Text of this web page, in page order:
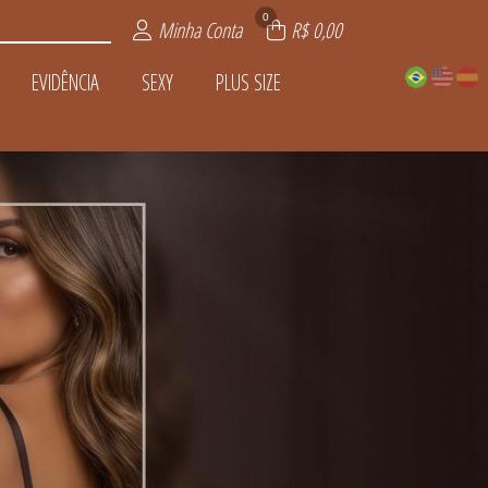
Minha Conta 0 R$ 0,00
EVIDÊNCIA SEXY PLUS SIZE